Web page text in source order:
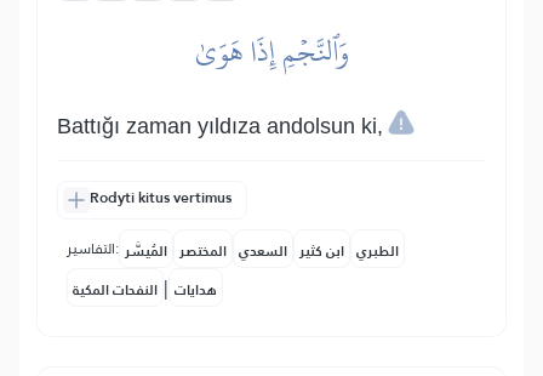
وَٱلنَّجۡمِ إِذَا هَوَىٰ
Battığı zaman yıldıza andolsun ki,
Rodyti kitus vertimus
التفاسير: المُيسَّر المختصر السعدي ابن كثير الطبري
النفحات المكية | هدايات